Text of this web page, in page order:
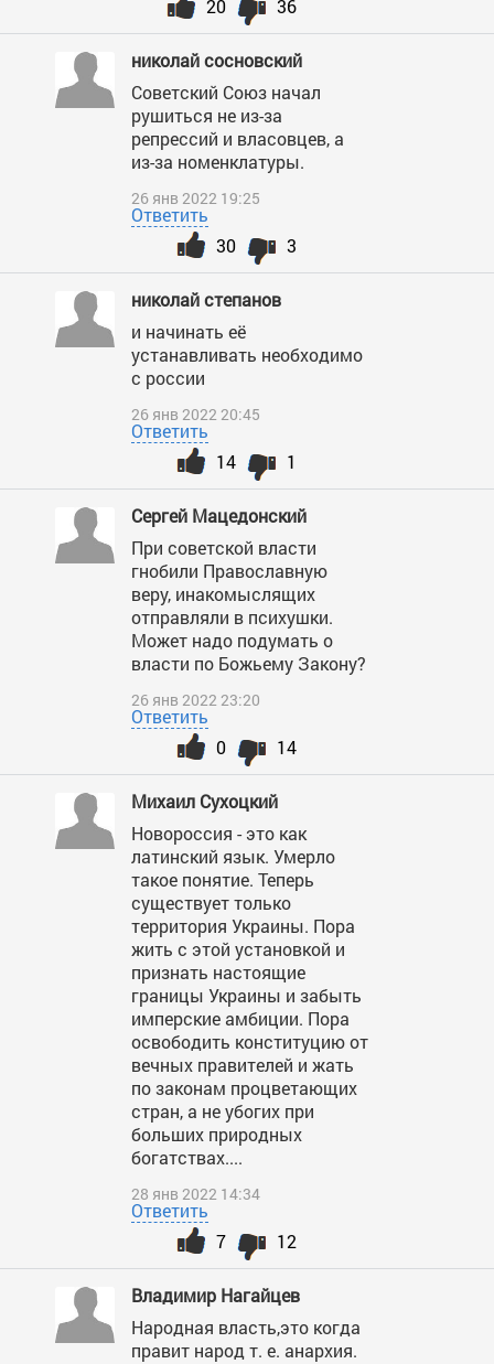
36
20
николай сосновский
Советский Союз начал
рушиться не из-за
репрессий и власовцев, а
из-за номенклатуры.
26 янв 2022 19:25
Ответить
3
30
николай степанов
и начинать её
устанавливать необходимо
с россии
26 янв 2022 20:45
Ответить
1
14
Сергей Мацедонский
При советской власти
гнобили Православную
веру, инакомыслящих
отправляли в психушки.
Может надо подумать о
власти по Божьему Закону?
26 янв 2022 23:20
Ответить
14
0
Михаил Сухоцкий
Новороссия - это как
латинский язык. Умерло
такое понятие. Теперь
существует только
территория Украины. Пора
жить с этой установкой и
признать настоящие
границы Украины и забыть
имперские амбиции. Пора
освободить конституцию от
вечных правителей и жать
по законам процветающих
стран, а не убогих при
больших природных
богатствах....
28 янв 2022 14:34
Ответить
12
7
Владимир Нагайцев
Народная власть,это когда
правит народ т. е. анархия.